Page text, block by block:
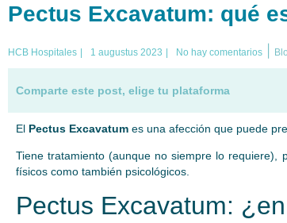
Pectus Excavatum: qué
HCB Hospitales | 1 augustus 2023 | No hay comentarios
Comparte este post, elige tu plataforma
El Pectus Excavatum es una afección que puede
Tiene tratamiento (aunque no siempre lo requiere),
físicos como también psicológicos.
Pectus Excavatum: